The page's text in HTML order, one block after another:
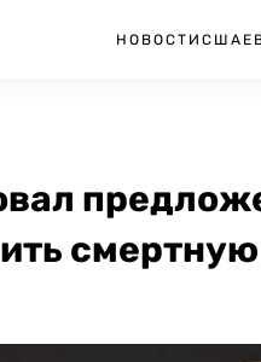
НОВОСТИ США
смертную